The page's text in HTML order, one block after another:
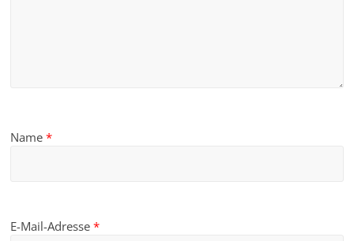
Name*
E-Mail-Adresse*